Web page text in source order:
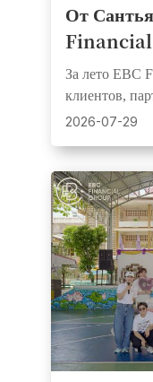
От
Financial
серию
За лето EBC
клиентов,
шести рынках
2026-07-29